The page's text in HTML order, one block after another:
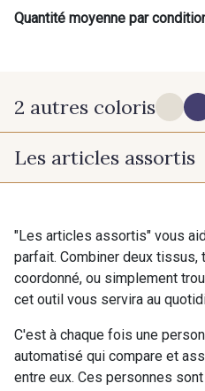
Quantité moyenne par
2 autres coloris
PROMO
B - B
Les articles assortis
"Les articles assortis" vous
parfait. Combiner deux
coordonné, ou simplement
cet outil vous servira au
C'est à chaque fois une
automatisé qui compare et
entre eux. Ces personnes